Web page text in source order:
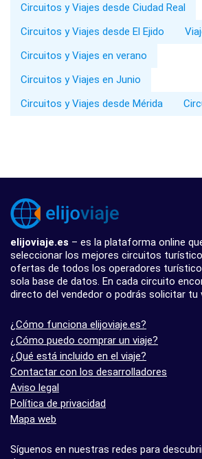
Circuitos y Viajes desde Ciudad Real
Circuitos y Viajes desde El Ejido
Circuitos y Viajes en verano
Circuitos y Viajes en Junio
Circuitos y Viajes desde Mérida
elijoviaje.es – es la plataforma online
seleccionar los mejores circuitos
ofertas de todos los operadores
sola base de datos. En cada circuito
directo del vendedor o podrás solicitar tu
¿Cómo funciona elijoviaje.es?
¿Cómo puedo comprar un viaje?
¿Qué está incluido en el viaje?
Contactar con los desarrolladores
Aviso legal
Política de privacidad
Mapa web
Síguenos en nuestras redes para